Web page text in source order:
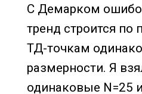
С Демарком
тренд строится
ТД-точкам
размерности. Я
одинаковые N=25